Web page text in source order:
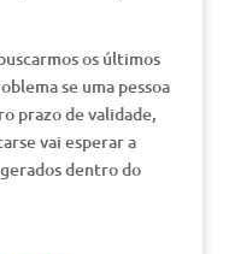
os últimos
se uma pessoa
prazo de validade,
vai esperar a
dentro do